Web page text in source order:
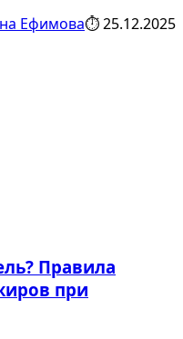
Ефимова⏱25.12.2025
Правила
при